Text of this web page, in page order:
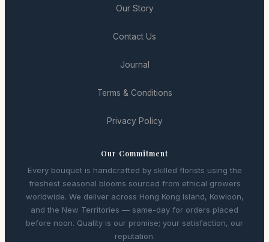
Our Story
Contact Us
Journal
Terms & Conditions
Privacy Policy
Our Commitment
Every bouquet is handcrafted by skilled florists using the
freshest seasonal blooms sourced from ethical growers
worldwide. We deliver across Hong Kong Island, Kowloon,
and the New Territories — same-day for orders placed
before noon. Quality is our promise; your satisfaction, our
reputation.